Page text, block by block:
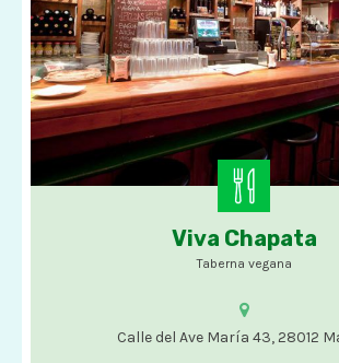
Opciones veganas
Viva Chapata
Taberna vegana
Calle del Ave María 43, 28012